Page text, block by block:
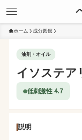
ホーム 成分図鑑
油剤・オイル
イソステア
低刺激性 4.7
説明